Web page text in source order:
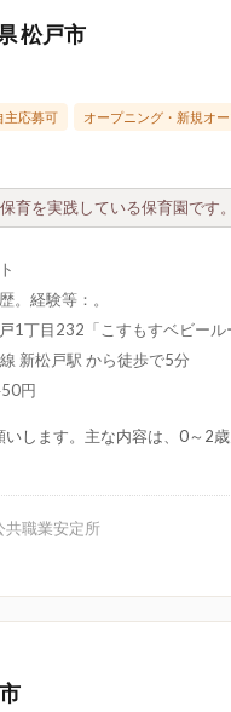
松戸市
主応募可 オープニング・新規オ
育を実践している保育園です
。経験等：。
1丁目232「こすもすベビール
新松戸駅 から徒歩で5分
円
します。主な内容は、0～2
共職業安定所